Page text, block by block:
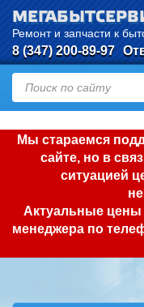
Мы стараемся
сайте, но в
ситуацией
Актуальные цены
менеджера по
Ремонт и запчасти к
8 (347) 200-89-97